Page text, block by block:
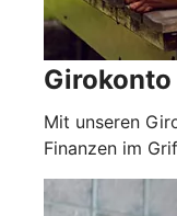
Girokonto
Mit unseren
Finanzen im